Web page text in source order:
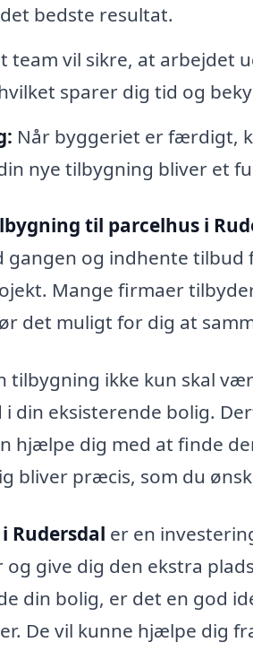
bedste resultat.
team vil sikre, at arbejdet
sparer dig tid og
Når byggeriet er færdigt,
nye tilbygning bliver et
til parcelhus i
gangen og indhente
Mange firmaer
det muligt for dig at
tilbygning ikke kun skal
din eksisterende bolig.
hjælpe dig med at finde
bliver præcis, som du
Rudersdal er en
give dig den ekstra
din bolig, er det en god
De vil kunne hjælpe dig